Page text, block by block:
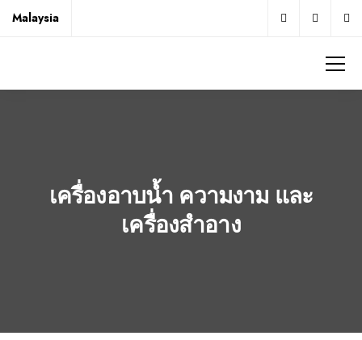
Malaysia
เครื่องอาบน้ำ ความงาม และ
เครื่องสำอาง